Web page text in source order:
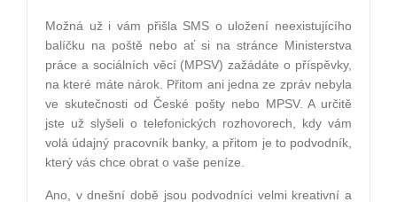
Možná už i vám přišla SMS o uložení neexistujícího
balíčku na poště nebo ať si na stránce Ministerstva
práce a sociálních věcí (MPSV) zažádáte o příspěvky,
na které máte nárok. Přitom ani jedna ze zpráv nebyla
ve skutečnosti od České pošty nebo MPSV. A určitě
jste už slyšeli o telefonických rozhovorech, kdy vám
volá údajný pracovník banky, a přitom je to podvodník,
který vás chce obrat o vaše peníze.
Ano, v dnešní době jsou podvodníci velmi kreativní a